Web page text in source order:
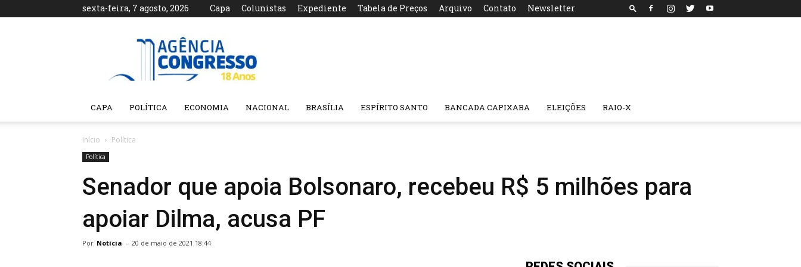
sexta-feira, 7 agosto, 2026 Capa Colunistas Expediente Tabela de Preços Arquivo Contato Newsletter
Agência
CAPA POLÍTICA ECONOMIA NACIONAL BRASÍLIA ESPÍRITO SANTO BANCADA CAPIXABA ELEIÇÕES RAIO-X
Início Política
Política
Senador que apoia Bolsonaro, recebeu R$ 5 milhões para
apoiar Dilma, acusa PF
Por Notícia - 20 de maio de 2021 18:44